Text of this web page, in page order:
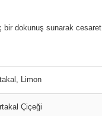
dokunuş sunarak
Limon
Çiçeği